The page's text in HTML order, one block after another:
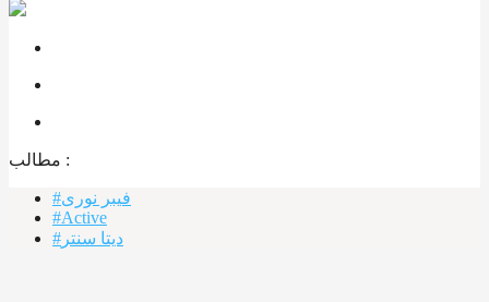
مطالب :‌
#فیبر نوری
#Active
#دیتا سنتر